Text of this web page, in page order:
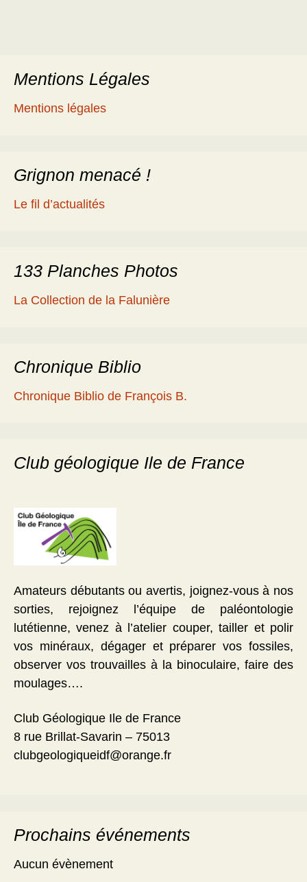
Mentions Légales
Mentions légales
Grignon menacé !
Le fil d’actualités
133 Planches Photos
La Collection de la Falunière
Chronique Biblio
Chronique Biblio de François B.
Club géologique Ile de France
Amateurs débutants ou avertis, joignez-vous à nos
sorties, rejoignez l’équipe de paléontologie
lutétienne, venez à l’atelier couper, tailler et polir
vos minéraux, dégager et préparer vos fossiles,
observer vos trouvailles à la binoculaire, faire des
moulages….
Club Géologique Ile de France
8 rue Brillat-Savarin – 75013
clubgeologiqueidf@orange.fr
Prochains événements
Aucun évènement